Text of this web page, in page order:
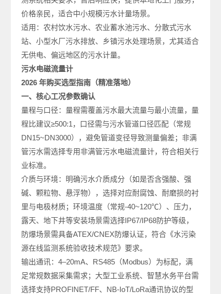
价格亲民，适合中小规模污水计量场景。
适用：农村饮水污水、农业蓄水池污水、分散式污水
站、小型水厂污水排放、乡镇污水处理场景，尤其适合
无供电、偏远地区的污水计量。
污水电磁流量计
2026 年购买选型指南（精准落地）
一、核心工况参数确认
量程与口径：量程需覆盖污水最大流量与最小流量，量
程比建议≥500:1，口径需与污水管道口径匹配（常规
DN15~DN3000），避免管道变径导致测量偏差；非满
管污水需选择专用非满管污水电磁流量计，符合相关行
业标准。
介质与环境：明确污水介质成分（如是否含强酸、强
碱、颗粒物、悬浮物），选择对应耐腐蚀、耐磨损的衬
里与电极材质；环境温度（常规-40~120℃）、压力，
露天、地下井等安装场景需选择IP67/IP68防护等级，
防爆场景需具备ATEX/CNEX防爆认证，符合《水污染
源在线监测系统验收技术规范》要求。
输出通讯：4–20mA、RS485（Modbus）为标配，满
足常规数据采集需求；大型工业系统、智慧水务平台需
选择支持PROFINET/FF、NB-IoT/LoRa通讯协议的型